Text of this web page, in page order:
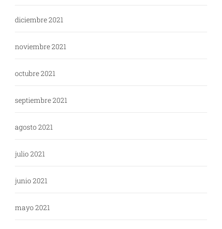
diciembre 2021
noviembre 2021
octubre 2021
septiembre 2021
agosto 2021
julio 2021
junio 2021
mayo 2021